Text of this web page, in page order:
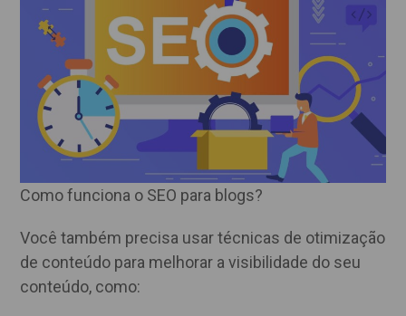
Como funciona o SEO para blogs?
Você também precisa usar técnicas de otimização
de conteúdo para melhorar a visibilidade do seu
conteúdo, como: